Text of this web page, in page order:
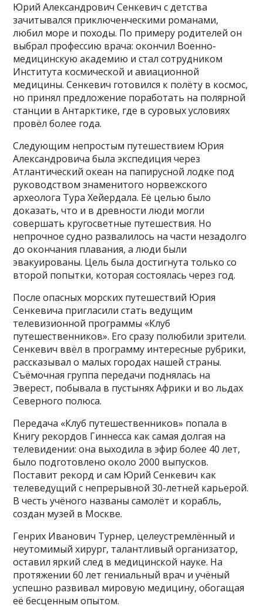
Юрий Александрович Сенкевич с детства
зачитывался приключенческими романами,
любил море и походы. По примеру родителей он
выбрал профессию врача: окончил Военно-
медицинскую академию и стал сотрудником
Института космической и авиационной
медицины. Сенкевич готовился к полёту в космос,
но принял предложение поработать на полярной
станции в Антарктике, где в суровых условиях
провёл более года.
Следующим непростым путешествием Юрия
Александровича была экспедиция через
Атлантический океан на папирусной лодке под
руководством знаменитого норвежского
археолога Тура Хейердала. Её целью было
доказать, что и в древности люди могли
совершать кругосветные путешествия. Но
непрочное судно развалилось на части незадолго
до окончания плавания, а люди были
эвакуированы. Цель была достигнута только со
второй попытки, которая состоялась через год.
После опасных морских путешествий Юрия
Сенкевича пригласили стать ведущим
телевизионной программы «Клуб
путешественников». Его сразу полюбили зрители.
Сенкевич ввёл в программу интересные рубрики,
рассказывал о малых городах нашей страны.
Съёмочная группа передачи поднялась на
Эверест, побывала в пустынях Африки и во льдах
Северного полюса.
Передача «Клуб путешественников» попала в
Книгу рекордов Гиннесса как самая долгая на
телевидении: она выходила в эфир более 40 лет,
было подготовлено около 2000 выпусков.
Поставит рекорд и сам Юрий Сенкевич как
телеведущий с непрерывной 30-летней карьерой.
В честь учёного названы самолёт и корабль,
создан музей в Москве.
Генрих Иванович Турнер, целеустремлённый и
неутомимый хирург, талантливый организатор,
оставил яркий след в медицинской науке. На
протяжении 60 лет гениальный врач и учёный
успешно развивал мировую медицину, обогащая
её бесценным опытом.